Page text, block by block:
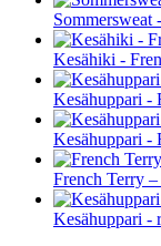
Sommersweat
Kesähiki -
Kesähuppari -
Kesähuppari -
French Terry
Kesähuppari -